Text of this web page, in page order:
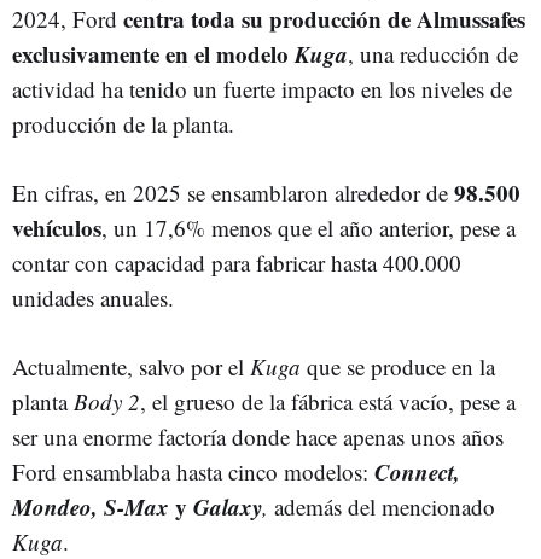
2024, Ford centra toda su producción de Almussafes
exclusivamente en el modeloKuga, una reducción de
actividad ha tenido un fuerte impacto en los niveles de
producción de la planta.
En cifras, en 2025 se ensamblaron alrededor de 98.500
vehículos, un 17,6% menos que el año anterior, pese a
contar con capacidad para fabricar hasta 400.000
unidades anuales.
Actualmente, salvo por el Kuga que se produce en la
planta Body 2, el grueso de la fábrica está vacío, pese a
ser una enorme factoría donde hace apenas unos años
Ford ensamblaba hasta cinco modelos: Connect,
Mondeo, S-Max y Galaxy, además del mencionado
Kuga.